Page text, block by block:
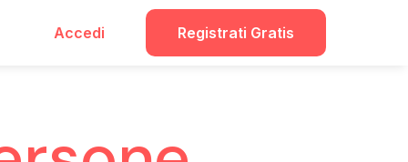
Accedi Registrati Gratis